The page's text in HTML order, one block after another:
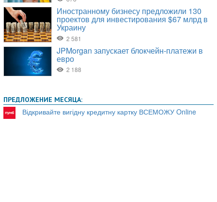
ПРЕДЛОЖЕНИЕ МЕСЯЦА:
Відкривайте вигідну кредитну картку ВСЕМОЖУ Online